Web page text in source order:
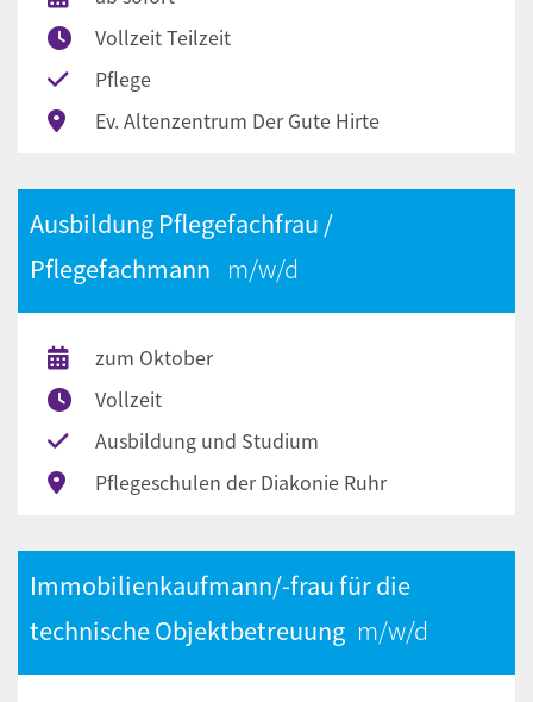
Vollzeit Teilzeit
Pflege
Ev. Altenzentrum Der Gute Hirte
Ausbildung Pflegefachfrau /
Pflegefachmann
zum Oktober
Vollzeit
Ausbildung und Studium
Pflegeschulen der Diakonie Ruhr
Immobilienkaufmann/-frau für die
technische Objektbetreuung